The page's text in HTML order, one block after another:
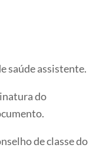
saúde assistente.
do
de classe do